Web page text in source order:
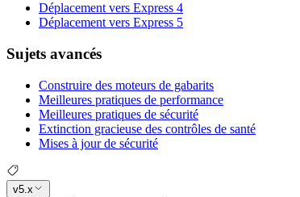
Déplacement vers Express 4
Déplacement vers Express 5
Sujets avancés
Construire des moteurs de gabarits
Meilleures pratiques de performance
Meilleures pratiques de sécurité
Extinction gracieuse des contrôles de santé
Mises à jour de sécurité
v5.x